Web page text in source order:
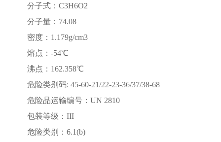
分子式：C3H6O2
分子量：74.08
密度：1.179g/cm3
熔点：-54℃
沸点：162.358℃
危险类别码: 45-60-21/22-23-36/37/38-68
危险品运输编号：UN 2810
包装等级：III
危险类别：6.1(b)